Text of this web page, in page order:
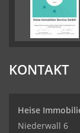
KONTAKT
Heise
Niederwall 6